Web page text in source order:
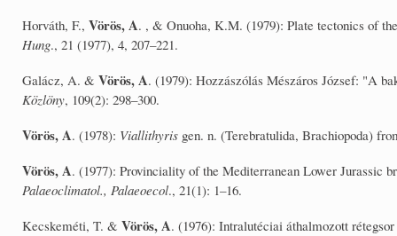
Horváth, F., Vörös, A. , & Onuoha, K.M. (1979): Plate tectonics of
Hung., 21 (1977), 4, 207–221.
Galácz, A. & Vörös, A. (1979): Hozzászólás Mészáros József: "A
Közlöny, 109(2): 298–300.
Vörös, A. (1978): Viallithyris gen. n. (Terebratulida, Brachiopoda)
Vörös, A. (1977): Provinciality of the Mediterranean Lower Jurassic
Palaeoclimatol., Palaeoecol., 21(1): 1–16.
Kecskeméti, T. & Vörös, A. (1976): Intralutéciai áthalmozott